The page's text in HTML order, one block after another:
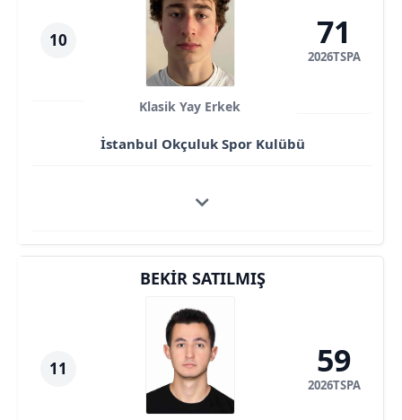
10
Klasik Yay Erkek
İstanbul Okçuluk Spor Kulübü
71
2026TSPA
11
BEKIR SATILMIŞ
59
2026TSPA